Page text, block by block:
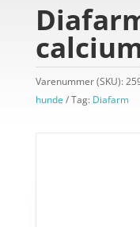
Varenummer (SKU):
hunde
Tag: Diafarm